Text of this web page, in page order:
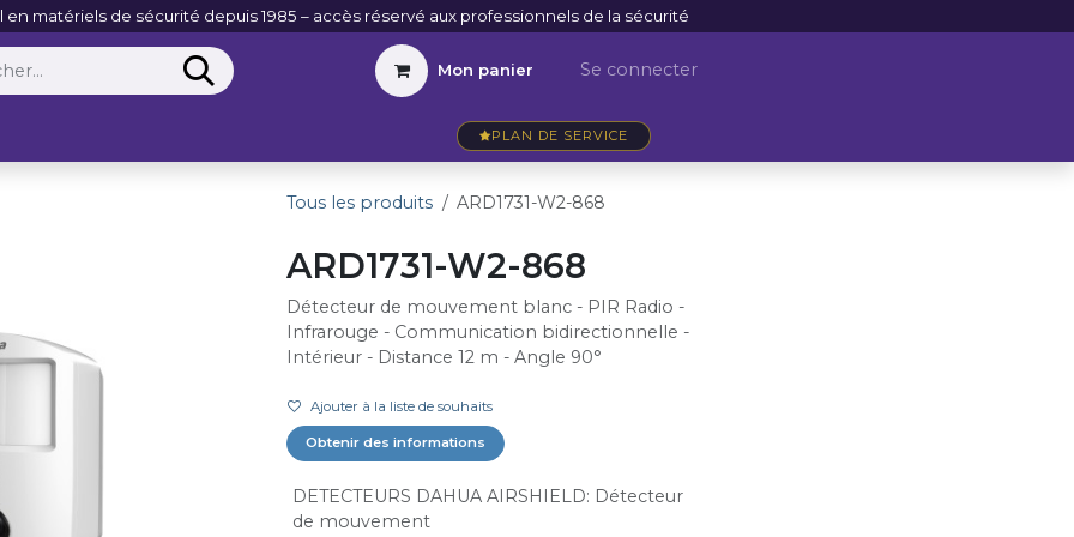
matériels de sécurité depuis 1985 – accès réservé aux professionnels de la sécurité
Mon panier Se connecter
PLAN DE SERVICE
Tous les produits ARD1731-W2-868
ARD1731-W2-868
Détecteur de mouvement blanc - PIR Radio -
Infrarouge - Communication bidirectionnelle -
Intérieur - Distance 12 m - Angle 90°
Ajouter à la liste de souhaits
Obtenir des informations
DETECTEURS DAHUA AIRSHIELD: Détecteur
de mouvement